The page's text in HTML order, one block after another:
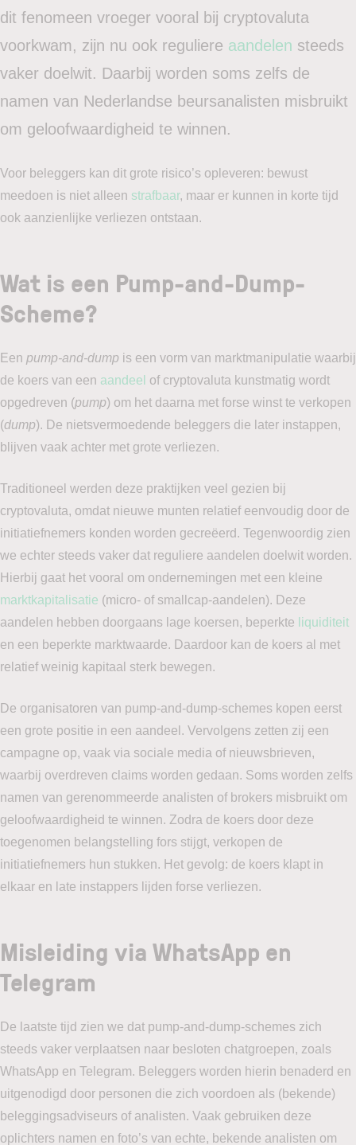
dit fenomeen vroeger vooral bij cryptovaluta
voorkwam, zijn nu ook reguliere aandelen steeds
vaker doelwit. Daarbij worden soms zelfs de
namen van Nederlandse beursanalisten misbruikt
om geloofwaardigheid te winnen.
Voor beleggers kan dit grote risico’s opleveren: bewust
meedoen is niet alleen strafbaar, maar er kunnen in korte tijd
ook aanzienlijke verliezen ontstaan.
Wat is een Pump-and-Dump-
Scheme?
Een pump-and-dump is een vorm van marktmanipulatie waarbij
de koers van een aandeel of cryptovaluta kunstmatig wordt
opgedreven (pump) om het daarna met forse winst te verkopen
(dump). De nietsvermoedende beleggers die later instappen,
blijven vaak achter met grote verliezen.
Traditioneel werden deze praktijken veel gezien bij
cryptovaluta, omdat nieuwe munten relatief eenvoudig door de
initiatiefnemers konden worden gecreëerd. Tegenwoordig zien
we echter steeds vaker dat reguliere aandelen doelwit worden.
Hierbij gaat het vooral om ondernemingen met een kleine
marktkapitalisatie (micro- of smallcap-aandelen). Deze
aandelen hebben doorgaans lage koersen, beperkte liquiditeit
en een beperkte marktwaarde. Daardoor kan de koers al met
relatief weinig kapitaal sterk bewegen.
De organisatoren van pump-and-dump-schemes kopen eerst
een grote positie in een aandeel. Vervolgens zetten zij een
campagne op, vaak via sociale media of nieuwsbrieven,
waarbij overdreven claims worden gedaan. Soms worden zelfs
namen van gerenommeerde analisten of brokers misbruikt om
geloofwaardigheid te winnen. Zodra de koers door deze
toegenomen belangstelling fors stijgt, verkopen de
initiatiefnemers hun stukken. Het gevolg: de koers klapt in
elkaar en late instappers lijden forse verliezen.
Misleiding via WhatsApp en
Telegram
De laatste tijd zien we dat pump-and-dump-schemes zich
steeds vaker verplaatsen naar besloten chatgroepen, zoals
WhatsApp en Telegram. Beleggers worden hierin benaderd en
uitgenodigd door personen die zich voordoen als (bekende)
beleggingsadviseurs of analisten. Vaak gebruiken deze
oplichters namen en foto’s van echte, bekende analisten om